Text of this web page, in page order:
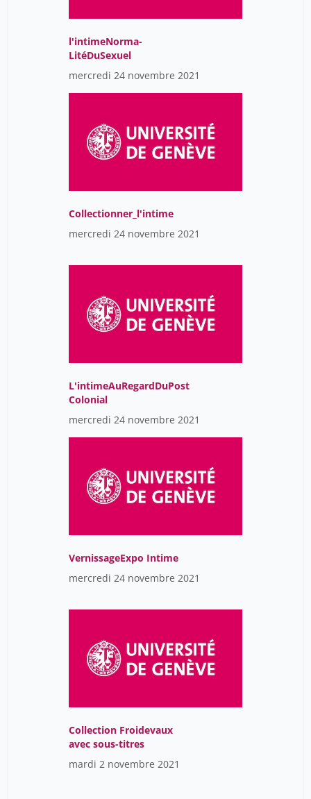
l'intimeNorma-
LitéDuSexuel
mercredi 24 novembre 2021
Collectionner_l'intime
mercredi 24 novembre 2021
L'intimeAuRegardDuPost
Colonial
mercredi 24 novembre 2021
VernissageExpo Intime
mercredi 24 novembre 2021
Collection Froidevaux
avec sous-titres
mardi 2 novembre 2021